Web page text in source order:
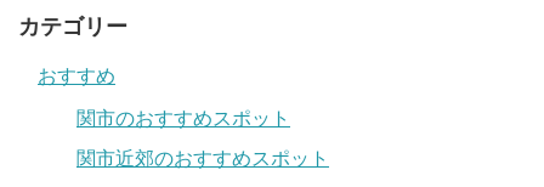
カテゴリー
おすすめ
関市のおすすめスポット
関市近郊のおすすめスポット